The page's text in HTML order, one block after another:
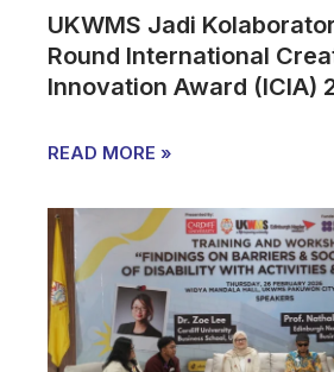
UKWMS Jadi
Round International
Innovation Award (ICIA)
READ MORE »